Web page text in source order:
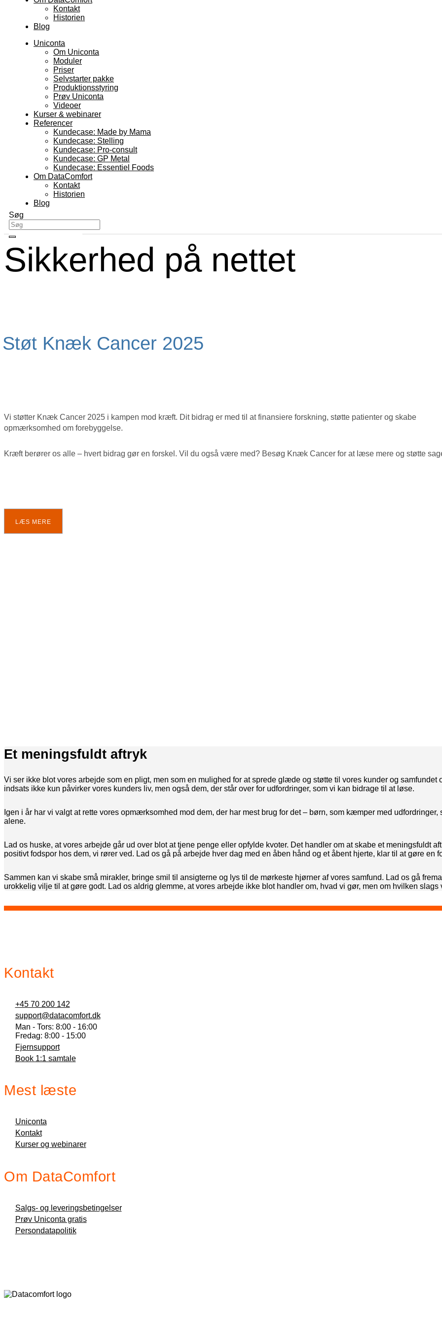
Kontakt
Historien
Blog
Uniconta
Om Uniconta
Moduler
Priser
Selvstarter pakke
Produktionsstyring
Prøv Uniconta
Videoer
Kurser & webinarer
Referencer
Kundecase: Made by Mama
Kundecase: Stelling
Kundecase: Pro-consult
Kundecase: GP Metal
Kundecase: Essentiel Foods
Om DataComfort
Kontakt
Historien
Blog
Søg
Sikkerhed på nettet
Støt Knæk Cancer 2025
Vi støtter Knæk Cancer 2025 i kampen mod kræft. Dit bidrag er med til at finansiere forskning, støtte patienter og skabe
opmærksomhed om forebyggelse.
Kræft berører os alle – hvert bidrag gør en forskel. Vil du også være med? Besøg Knæk Cancer for at læse mere og støtte
LÆS MERE
Et meningsfuldt aftryk
Vi ser ikke blot vores arbejde som en pligt, men som en mulighed for at sprede glæde og støtte til vores kunder og samfundet
indsats ikke kun påvirker vores kunders liv, men også dem, der står over for udfordringer, som vi kan bidrage til at løse.
Igen i år har vi valgt at rette vores opmærksomhed mod dem, der har mest brug for det – børn, som kæmper med
alene.
Lad os huske, at vores arbejde går ud over blot at tjene penge eller opfylde kvoter. Det handler om at skabe et meningsfuldt
positivt fodspor hos dem, vi rører ved. Lad os gå på arbejde hver dag med en åben hånd og et åbent hjerte, klar til at gøre en
Sammen kan vi skabe små mirakler, bringe smil til ansigterne og lys til de mørkeste hjørner af vores samfund. Lad os gå
urokkelig vilje til at gøre godt. Lad os aldrig glemme, at vores arbejde ikke blot handler om, hvad vi gør, men om hvilken
Kontakt
+45 70 200 142
support@datacomfort.dk
Man - Tors: 8:00 - 16:00
Fredag: 8:00 - 15:00
Fjernsupport
Book 1:1 samtale
Mest læste
Uniconta
Kontakt
Kurser og webinarer
Om DataComfort
Salgs- og leveringsbetingelser
Prøv Uniconta gratis
Persondatapolitik